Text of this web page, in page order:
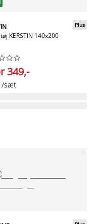
KERSTIN 140x200
Plus



349,-
/sæt